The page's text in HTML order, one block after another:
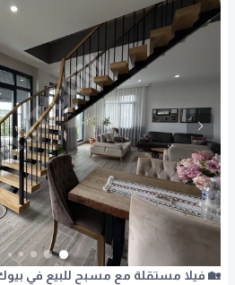
🏡 فيلا مستقلة مع مسبح للبيع في